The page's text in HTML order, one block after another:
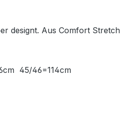
designt. Aus Comfort
45/46=114cm